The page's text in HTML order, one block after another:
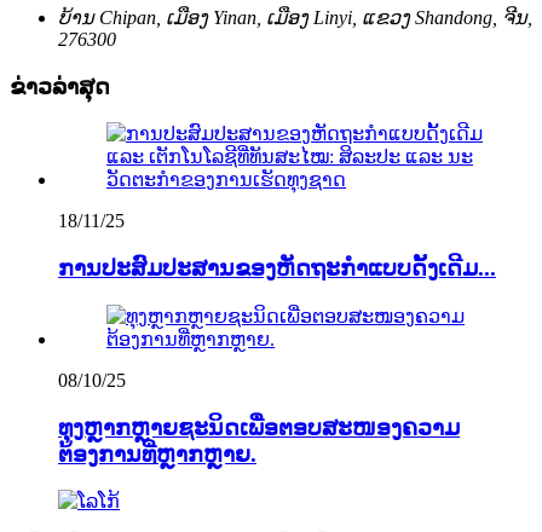
ບ້ານ Chipan, ເມືອງ Yinan, ເມືອງ Linyi, ແຂວງ Shandong, ຈີນ,
276300
ຂ່າວລ່າສຸດ
18/11/25
ການປະສົມປະສານຂອງຫັດຖະກຳແບບດັ້ງເດີມ...
08/10/25
ທຸງຫຼາກຫຼາຍຊະນິດເພື່ອຕອບສະໜອງຄວາມ
ຕ້ອງການທີ່ຫຼາກຫຼາຍ.